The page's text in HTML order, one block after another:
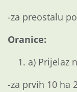
-za preostalu
Oranice:
a) Prijelaz
-za prvih 10 ha